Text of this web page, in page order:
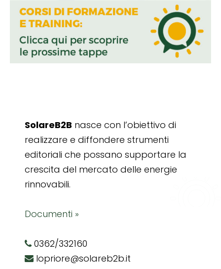
SolareB2B nasce con l’obiettivo di
realizzare e diffondere strumenti
editoriali che possano supportare la
crescita del mercato delle energie
rinnovabili.
Documenti »
0362/332160
lopriore@solareb2b.it